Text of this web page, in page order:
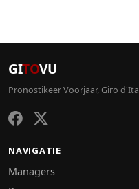
GITOVU
Pronostikeer Voorjaar, Giro
NAVIGATIE
Managers